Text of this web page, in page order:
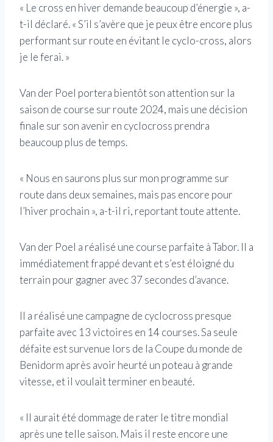
« Le cross en hiver demande beaucoup d’énergie », a-
t-il déclaré. « S’il s’avère que je peux être encore plus
performant sur route en évitant le cyclo-cross, alors
je le ferai. »
Van der Poel portera bientôt son attention sur la
saison de course sur route 2024, mais une décision
finale sur son avenir en cyclocross prendra
beaucoup plus de temps.
« Nous en saurons plus sur mon programme sur
route dans deux semaines, mais pas encore pour
l’hiver prochain », a-t-il ri, reportant toute attente.
Van der Poel a réalisé une course parfaite à Tabor. Il a
immédiatement frappé devant et s’est éloigné du
terrain pour gagner avec 37 secondes d’avance.
Il a réalisé une campagne de cyclocross presque
parfaite avec 13 victoires en 14 courses. Sa seule
défaite est survenue lors de la Coupe du monde de
Benidorm après avoir heurté un poteau à grande
vitesse, et il voulait terminer en beauté.
« Il aurait été dommage de rater le titre mondial
après une telle saison. Mais il reste encore une